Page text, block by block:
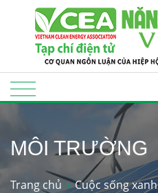
MÔI TRƯỜNG
Trang chủ Cuộc sống xanh